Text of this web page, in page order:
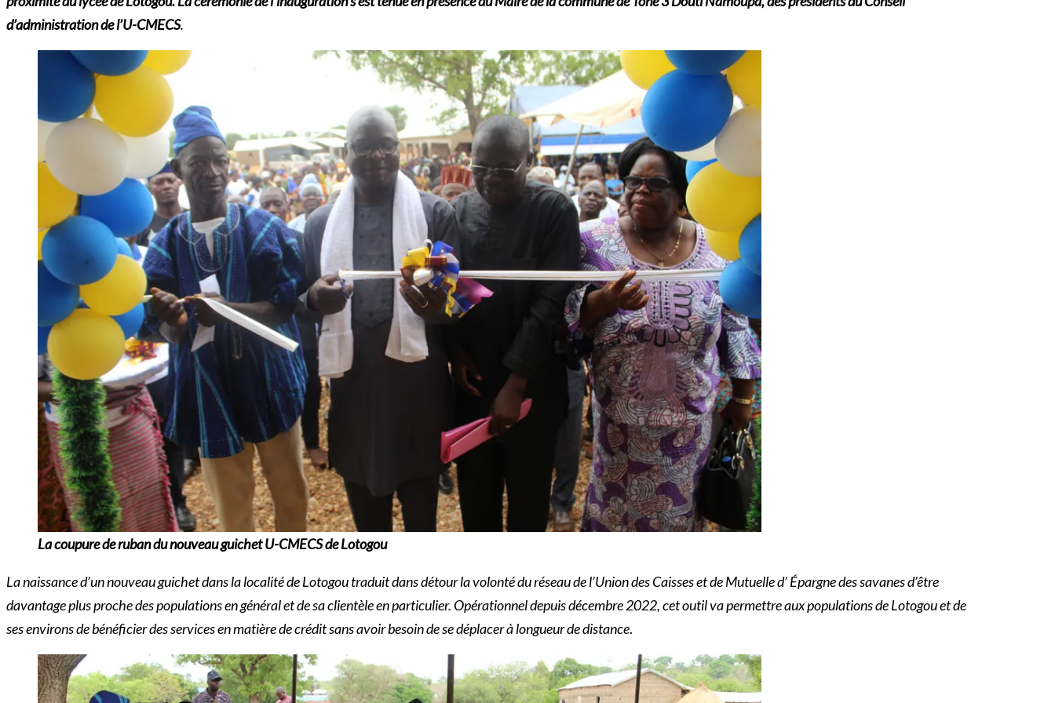
d’administration de l’U-CMECS.
La coupure de ruban du nouveau guichet U-CMECS de Lotogou
La naissance d’un nouveau guichet dans la localité de Lotogou traduit dans détour la volonté du réseau de l’Union des Caisses et de Mutuelle d’ Épargne des savanes d’être
davantage plus proche des populations en général et de sa clientèle en particulier. Opérationnel depuis décembre 2022, cet outil va permettre aux populations de Lotogou et de
ses environs de bénéficier des services en matière de crédit sans avoir besoin de se déplacer à longueur de distance.